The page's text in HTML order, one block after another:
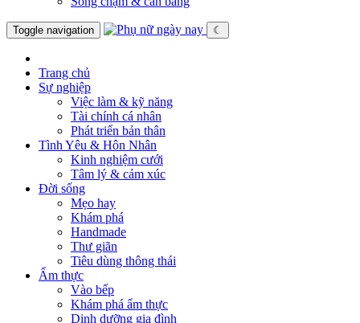
Toggle navigation ☾
Trang chủ
Sự nghiệp
Việc làm & kỹ năng
Tài chính cá nhân
Phát triển bản thân
Tình Yêu & Hôn Nhân
Kinh nghiệm cưới
Tâm lý & cảm xúc
Đời sống
Mẹo hay
Khám phá
Handmade
Thư giãn
Tiêu dùng thông thái
Ẩm thực
Vào bếp
Khám phá ẩm thực
Dinh dưỡng gia đình